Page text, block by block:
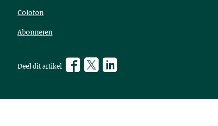
Colofon
Abonneren
Deel dit artikel
Facebook
Twitter???
footer.linkedin.label???